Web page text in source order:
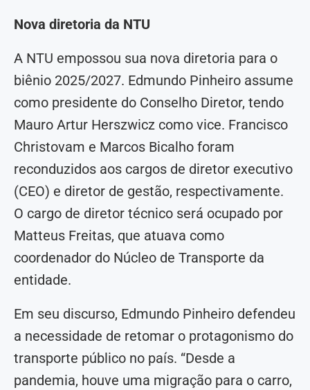
Nova diretoria da NTU
A NTU empossou sua nova diretoria para o
biênio 2025/2027. Edmundo Pinheiro assume
como presidente do Conselho Diretor, tendo
Mauro Artur Herszwicz como vice. Francisco
Christovam e Marcos Bicalho foram
reconduzidos aos cargos de diretor executivo
(CEO) e diretor de gestão, respectivamente.
O cargo de diretor técnico será ocupado por
Matteus Freitas, que atuava como
coordenador do Núcleo de Transporte da
entidade.
Em seu discurso, Edmundo Pinheiro defendeu
a necessidade de retomar o protagonismo do
transporte público no país. “Desde a
pandemia, houve uma migração para o carro,